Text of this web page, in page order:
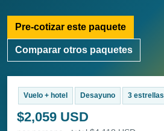
Pre-cotizar este paquete
Comparar otros paquetes
Vuelo + hotel Desayuno 3 estrellas
$2,059 USD